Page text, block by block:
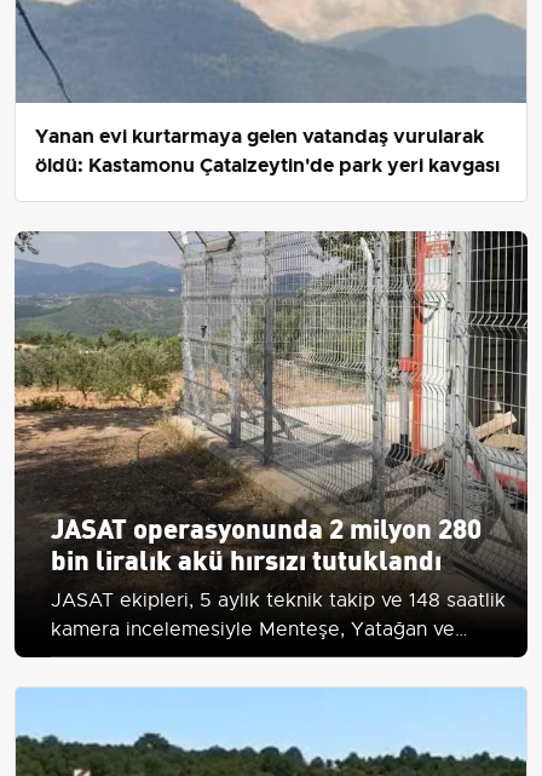
Yanan evi kurtarmaya gelen vatandaş vurularak
öldü: Kastamonu Çatalzeytin'de park yeri kavgası
JASAT operasyonunda 2 milyon 280
bin liralık akü hırsızı tutuklandı
JASAT ekipleri, 5 aylık teknik takip ve 148 saatlik
kamera incelemesiyle Menteşe, Yatağan ve
Ula'daki 9 olayda 76 akü çalan B.Ç.'yi yakaladı;
akülerin değeri 2 milyon 280 bin TL.